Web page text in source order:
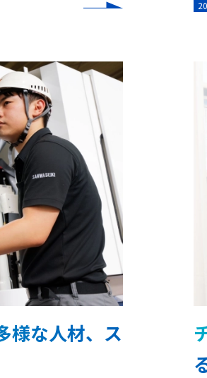
様な人材、ス